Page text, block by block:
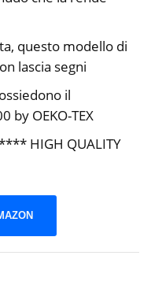
questo modello di
lascia segni
il
by OEKO-TEX
HIGH QUALITY